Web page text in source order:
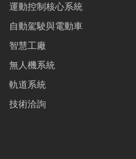
鍋爐水質自動管制技術
蔡宗霖
凡
運動控制核心系統
自動駕駛與電動車
智慧工廠
無人機系統
軌道系統
技術洽詢